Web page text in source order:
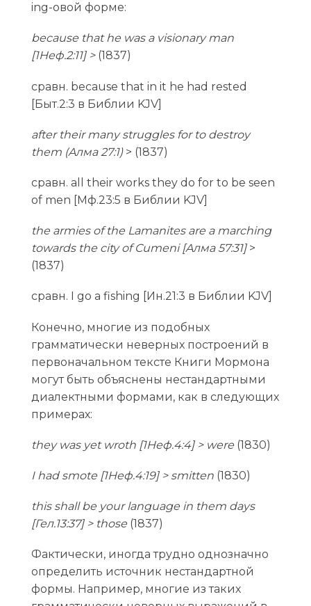
ing-овой форме:
because that he was a visionary man
[1Неф.2:11] >(1837)
сравн. because that in it he had rested
[Быт.2:3 в Библии KJV]
after their many struggles for to destroy
them (Aлма 27:1)> (1837)
сравн. all their works they do for to be seen
of men [Мф.23:5 в Библии KJV]
the armies of the Lamanites are a marching
towards the city of Cumeni [Aлма 57:31]>
(1837)
сравн. I go a fishing [Ин.21:3 в Библии KJV]
Конечно, многие из подобных
грамматически неверных построений в
первоначальном тексте Книги Мормона
могут быть объяснены нестандартными
диалектными формами, как в следующих
примерах:
they was yet wroth [1Неф.4:4] > were(1830)
I had smote [1Неф.4:19] > smitten(1830)
this shall be your language in them days
[Гел.13:37] > those(1837)
Фактически, иногда трудно однозначно
определить источник нестандартной
формы. Например, многие из таких